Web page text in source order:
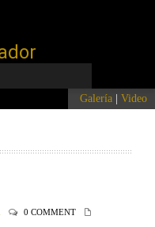
Galería | Video
0 COMMENT